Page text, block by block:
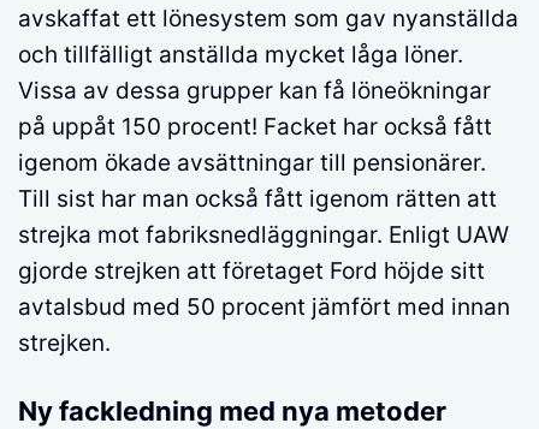
avskaffat ett lönesystem som gav nyanställda
och tillfälligt anställda mycket låga löner.
Vissa av dessa grupper kan få löneökningar
på uppåt 150 procent! Facket har också fått
igenom ökade avsättningar till pensionärer.
Till sist har man också fått igenom rätten att
strejka mot fabriksnedläggningar. Enligt UAW
gjorde strejken att företaget Ford höjde sitt
avtalsbud med 50 procent jämfört med innan
strejken.
Ny fackledning med nya metoder